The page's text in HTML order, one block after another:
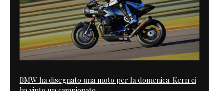
BMW ha disegnato una moto per la domenica. Kern ci